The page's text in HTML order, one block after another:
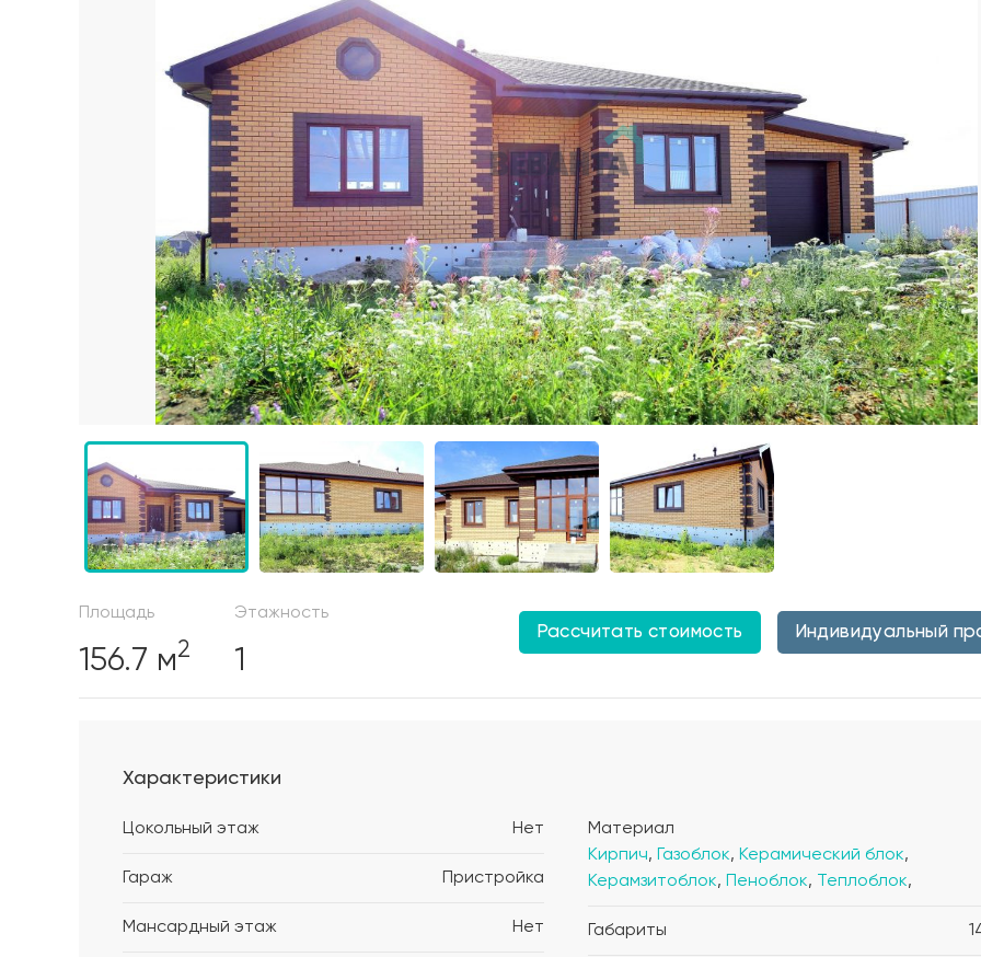
Площадь
156.7 м2
Этажность
1
Рассчитать стоимость Индивидуальный
Характеристики
Цокольный этаж Нет
Гараж Пристройка
Мансардный этаж Нет
Материал
Кирпич, Газоблок, Керамический блок,
Керамзитоблок, Пеноблок, Теплоблок,
Габариты